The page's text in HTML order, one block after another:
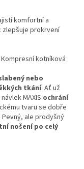
komfortní a
zlepšuje prokrvení
kotníková
nebo
tkání. Ať už
MAXIS ochrání
tvaru se dobře
ale prodyšný
nošení po celý